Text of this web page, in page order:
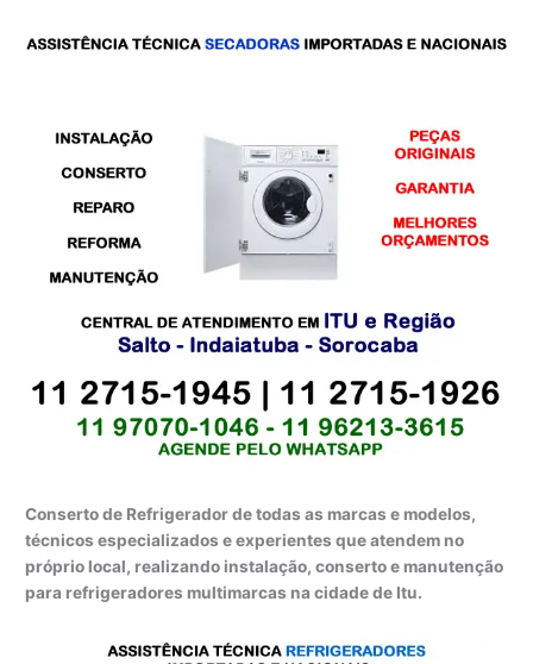
Conserto de Refrigerador de todas as marcas e modelos,
técnicos especializados e experientes que atendem no
próprio local, realizando instalação, conserto e manutenção
para refrigeradores multimarcas na cidade de Itu.